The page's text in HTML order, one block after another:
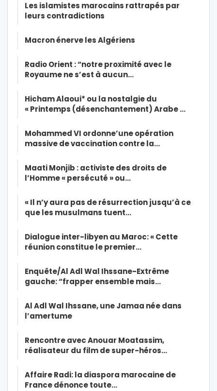
Les islamistes marocains rattrapés par
leurs contradictions
Macron énerve les Algériens
Radio Orient : “notre proximité avec le
Royaume ne s’est à aucun…
Hicham Alaoui* ou la nostalgie du
« Printemps (désenchantement) Arabe …
Mohammed VI ordonne’une opération
massive de vaccination contre la…
Maati Monjib : activiste des droits de
l’Homme « persécuté » ou…
« Il n’y aura pas de résurrection jusqu’à ce
que les musulmans tuent…
Dialogue inter-libyen au Maroc: « Cette
réunion constitue le premier…
Enquête/Al Adl Wal Ihssane-Extrême
gauche: “frapper ensemble mais…
Al Adl Wal Ihssane, une Jamaa née dans
l’amertume
Rencontre avec Anouar Moatassim,
réalisateur du film de super-héros…
Affaire Radi: la diaspora marocaine de
France dénonce toute…